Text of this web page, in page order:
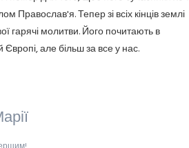
Православ'я. Тепер зі всіх кінців землі
гарячі молитви. Його почитають в
Європі, але більш за все у нас.